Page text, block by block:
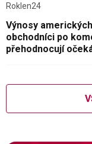
Roklen24
Výnosy
obchodníci po
přehodnocují